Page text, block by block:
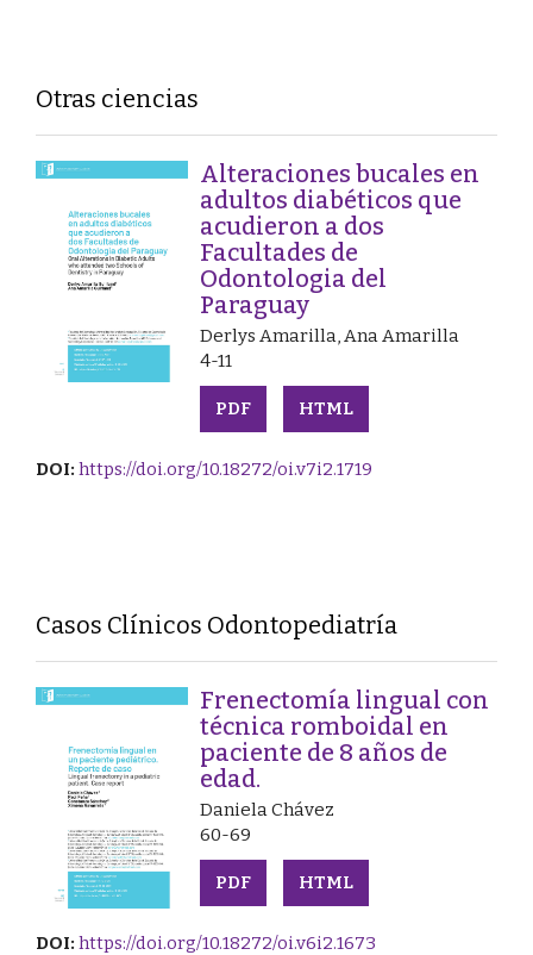
Otras ciencias
Alteraciones bucales en
adultos diabéticos que
acudieron a dos
Facultades de
Odontologia del
Paraguay
Derlys Amarilla, Ana Amarilla
4-11
PDF HTML
DOI: https://doi.org/10.18272/oi.v7i2.1719
Casos Clínicos Odontopediatría
Frenectomía lingual con
técnica romboidal en
paciente de 8 años de
edad.
Daniela Chávez
60-69
PDF HTML
DOI: https://doi.org/10.18272/oi.v6i2.1673